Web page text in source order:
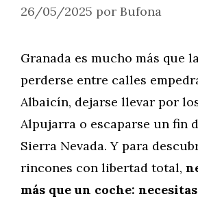
26/05/2025 por Bufona
Granada es mucho más que
perderse entre calles
Albaicín, dejarse llevar por
Alpujarra o escaparse un fin
Sierra Nevada. Y para
rincones con libertad total,
más que un coche: